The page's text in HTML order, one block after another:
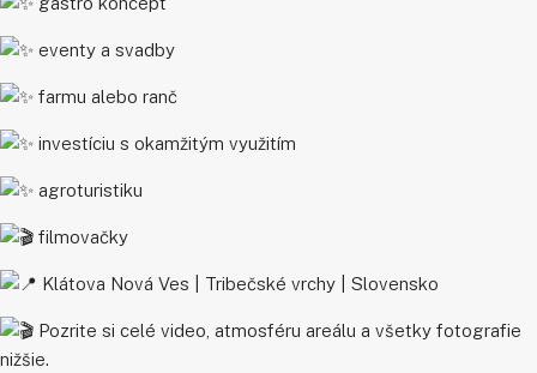
eventy a svadby
farmu alebo ranč
investíciu s okamžitým využitím
agroturistiku
filmovačky
Klátova Nová Ves | Tribečské vrchy | Slovensko
Pozrite si celé video, atmosféru areálu a všetky fotografie
nižšie.